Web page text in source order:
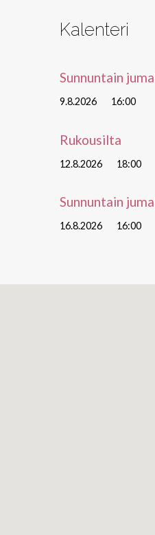
Kalenteri
Sunnuntain
9.8.2026 16:00
Rukousilta
12.8.2026 18:00
Sunnuntain
16.8.2026 16:00